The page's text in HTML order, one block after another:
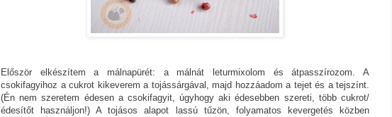
Először elkészítem a málnapürét: a málnát leturmixolom és átpasszírozom. A
csokifagyihoz a cukrot kikeverem a tojássárgával, majd hozzáadom a tejet és a tejszínt.
(Én nem szeretem édesen a csokifagyit, úgyhogy aki édesebben szereti, több cukrot/
édesítőt használjon!) A tojásos alapot lassú tűzön, folyamatos kevergetés közben